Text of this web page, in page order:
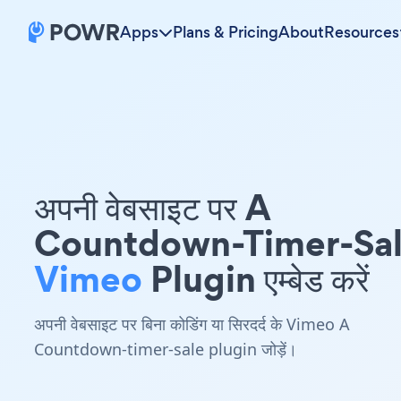
Apps Plans & PricingAboutResources
अपनी वेबसाइट पर A
Countdown-Timer-
Vimeo Plugin एम्बेड करें
अपनी वेबसाइट पर बिना कोडिंग या सिरदर्द के Vimeo A
Countdown-timer-sale plugin जोड़ें।